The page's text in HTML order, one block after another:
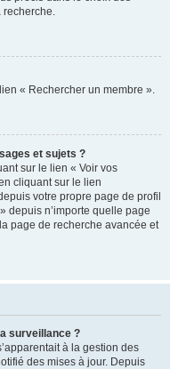
recherche.
« Rechercher un membre ».
et sujets ?
sur le lien « Voir vos
cliquant sur le lien
votre propre page de profil
depuis n’importe quelle page
page de recherche avancée et
surveillance ?
à la gestion des
des mises à jour. Depuis